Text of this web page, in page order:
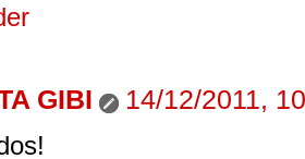
GIBI 14/12/2011,